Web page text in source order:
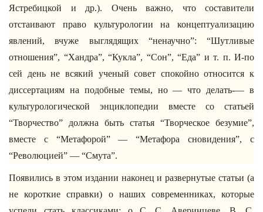
Ястребицкой и др.). Очень важно, что составители
отстаивают право культурологии на концептуализацию
явлений, вчуже выглядящих “ненаучно”: “Шутливые
отношения”, “Хандра”, “Кукла”, “Сон”, “Еда” и т. п. И-по
сей день не всякий ученый совет спокойно относится к
диссертациям на подобные темы, но — что делать-— в
культурологической энциклопедии вместе со статьей
“Творчество” должна быть статья “Творческое безумие”,
вместе с “Метафорой” — “Метафора сновидения”, с
“Революцией” — “Смута”.
Появились в этом издании наконец и развернутые статьи (а
не короткие справки) о наших современниках, которые